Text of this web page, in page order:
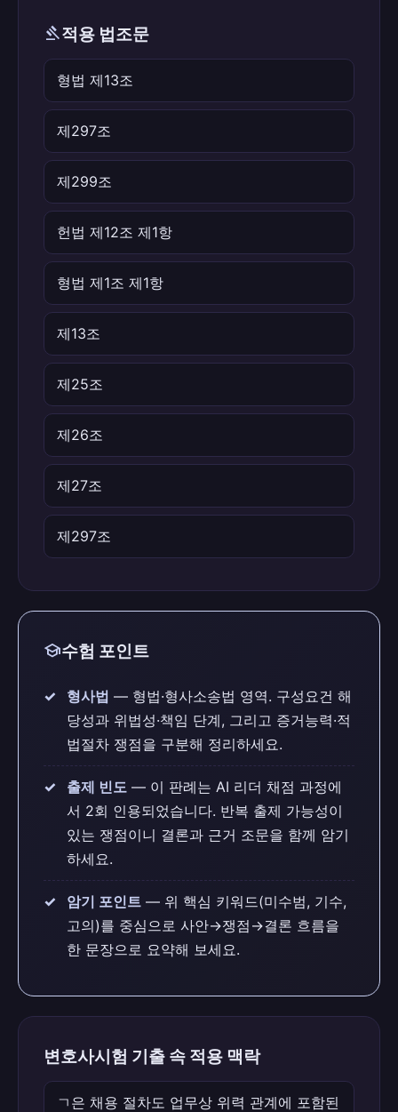
gavel적용 법조문
형법 제13조
제297조
제299조
헌법 제12조 제1항
형법 제1조 제1항
제13조
제25조
제26조
제27조
제297조
school수험 포인트
형사법 — 형법·형사소송법 영역. 구성요건 해
당성과 위법성·책임 단계, 그리고 증거능력·적
법절차 쟁점을 구분해 정리하세요.
출제 빈도 — 이 판례는 AI 리더 채점 과정에
서 2회 인용되었습니다. 반복 출제 가능성이
있는 쟁점이니 결론과 근거 조문을 함께 암기
하세요.
암기 포인트 — 위 핵심 키워드(미수범, 기수,
고의)를 중심으로 사안→쟁점→결론 흐름을
한 문장으로 요약해 보세요.
변호사시험 기출 속 적용 맥락
ㄱ은 채용 절차도 업무상 위력 관계에 포함된